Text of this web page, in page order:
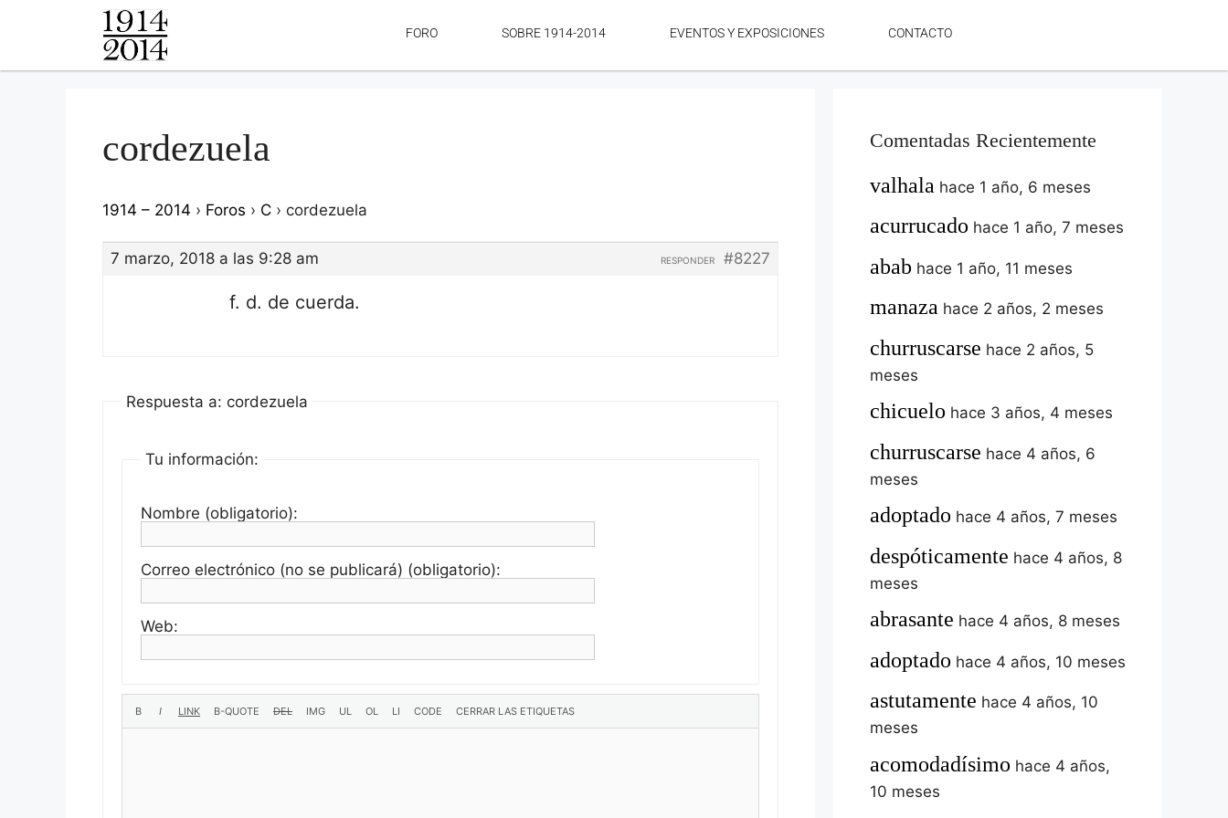
FORO SOBRE 1914-2014 EVENTOS Y EXPOSICIONES CONTACTO
cordezuela
1914 – 2014 › Foros › C › cordezuela
7 marzo, 2018 a las 9:28 am #8227
RESPONDER
f. d. de cuerda.
Respuesta a: cordezuela
Tu información:
Nombre (obligatorio):
Correo electrónico (no se publicará) (obligatorio):
Web:
Comentadas Recientemente
valhala hace 1 año, 6 meses
acurrucado hace 1 año, 7 meses
abab hace 1 año, 11 meses
manaza hace 2 años, 2 meses
churruscarse hace 2 años, 5
meses
chicuelo hace 3 años, 4 meses
churruscarse hace 4 años, 6
meses
adoptado hace 4 años, 7 meses
despóticamente hace 4 años, 8
meses
abrasante hace 4 años, 8 meses
adoptado hace 4 años, 10 meses
astutamente hace 4 años, 10
meses
acomodadísimo hace 4 años,
10 meses